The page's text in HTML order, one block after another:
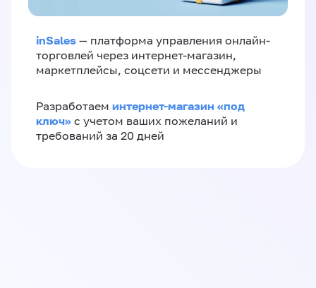
inSales — платформа управления онлайн-
торговлей через интернет-магазин,
маркетплейсы, соцсети и мессенджеры
Разработаем интернет-магазин «‎под
ключ»‎ с учетом ваших пожеланий и
требований за 20 дней